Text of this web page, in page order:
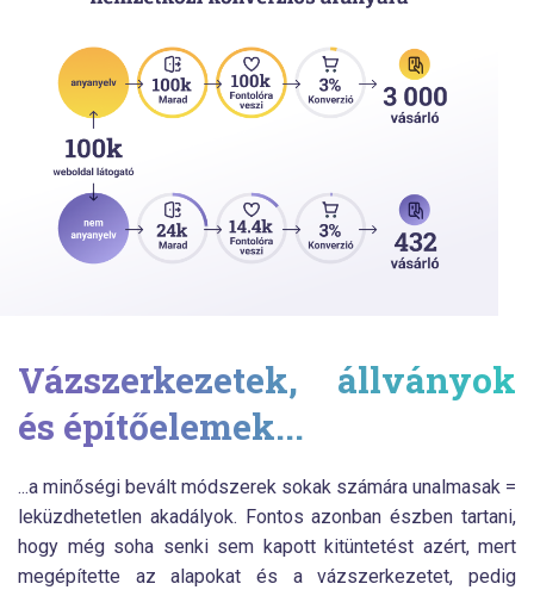
Vázszerkezetek, állványok
és építőelemek...
...a minőségi bevált módszerek sokak számára unalmasak =
leküzdhetetlen akadályok. Fontos azonban észben tartani,
hogy még soha senki sem kapott kitüntetést azért, mert
megépítette az alapokat és a vázszerkezetet, pedig